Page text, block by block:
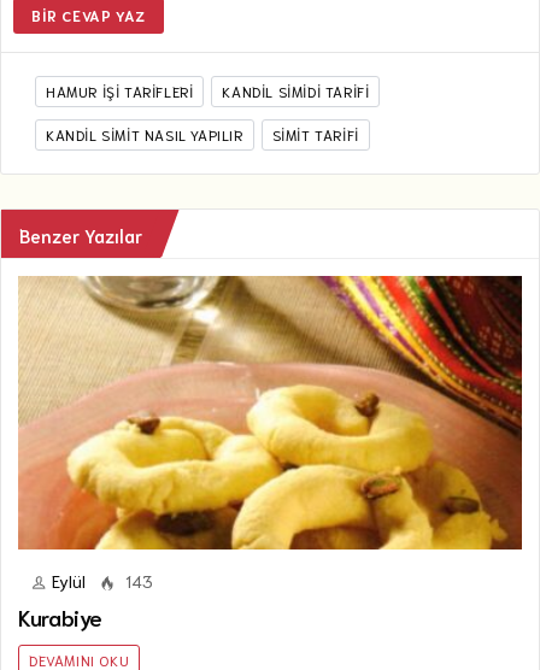
BIR CEVAP YAZ
HAMUR IŞI TARIFLERI KANDİL SIMIDI TARIFI
KANDIL SIMIT NASIL YAPILIR SIMIT TARIFI
Benzer Yazılar
Eylül 143
Kurabiye
DEVAMINI OKU